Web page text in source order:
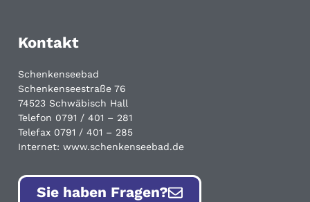
Kontakt
Schenkenseebad
Schenkenseestraße 76
74523 Schwäbisch Hall
Telefon 0791 / 401 – 281
Telefax 0791 / 401 – 285
Internet: www.schenkenseebad.de
Sie haben Fragen?